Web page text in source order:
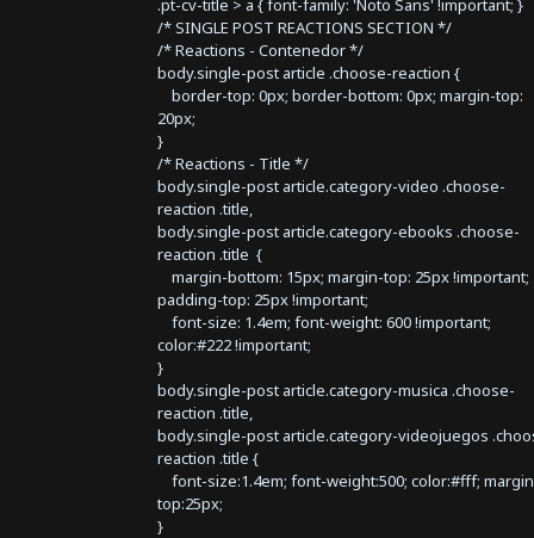
.pt-cv-title > a { font-family: 'Noto Sans' !important; }
/* SINGLE POST REACTIONS SECTION */
/* Reactions - Contenedor */
body.single-post article .choose-reaction {
border-top: 0px; border-bottom: 0px; margin-top:
20px;
}
/* Reactions - Title */
body.single-post article.category-video .choose-
reaction .title,
body.single-post article.category-ebooks .choose-
reaction .title {
margin-bottom: 15px; margin-top: 25px !important;
padding-top: 25px !important;
font-size: 1.4em; font-weight: 600 !important;
color:#222 !important;
}
body.single-post article.category-musica .choose-
reaction .title,
body.single-post article.category-videojuegos
reaction .title {
font-size:1.4em; font-weight:500; color:#fff;
top:25px;
}